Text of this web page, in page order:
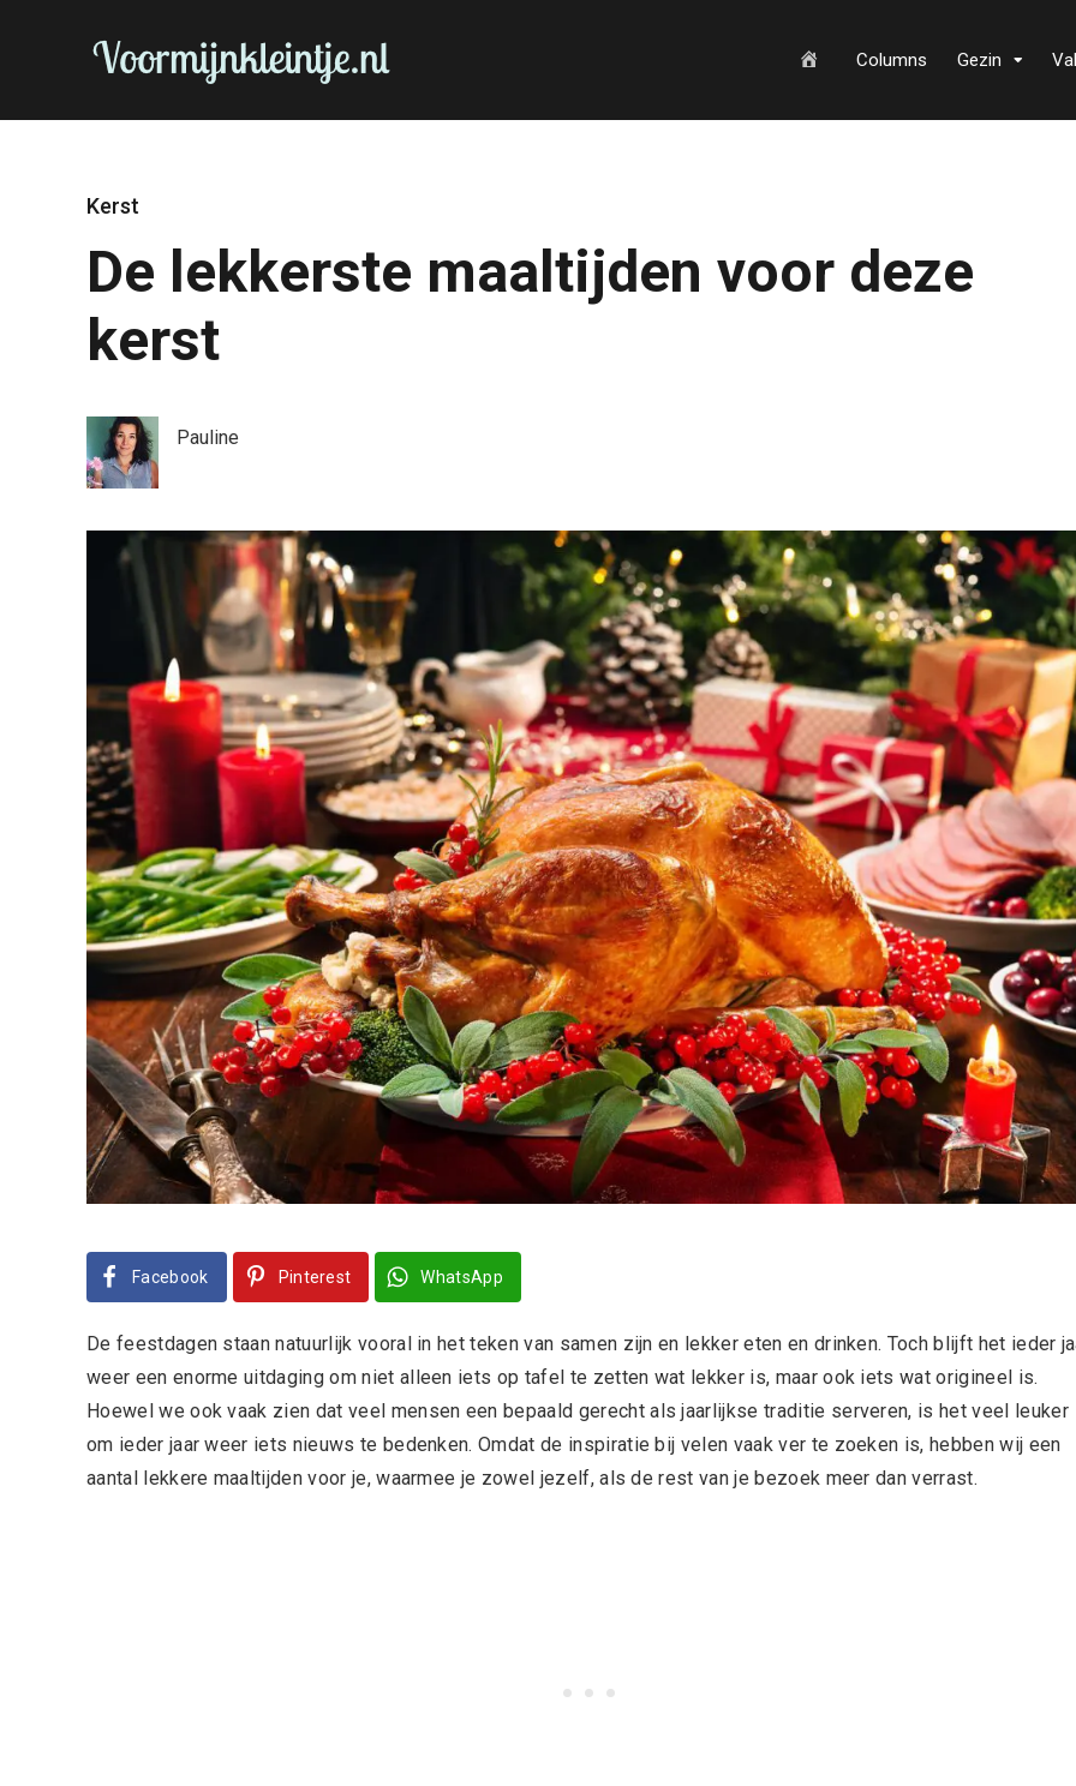
m
Columns Gezin
Kerst
De lekkerste maaltijden voor deze
kerst
Pauline
Facebook Pinterest WhatsApp
De feestdagen staan natuurlijk vooral in het teken van samen zijn en lekker eten en drinken. Toch blijft het ieder
weer een enorme uitdaging om niet alleen iets op tafel te zetten wat lekker is, maar ook iets wat origineel is.
Hoewel we ook vaak zien dat veel mensen een bepaald gerecht als jaarlijkse traditie serveren, is het veel leuker
om ieder jaar weer iets nieuws te bedenken. Omdat de inspiratie bij velen vaak ver te zoeken is, hebben wij een
aantal lekkere maaltijden voor je, waarmee je zowel jezelf, als de rest van je bezoek meer dan verrast.